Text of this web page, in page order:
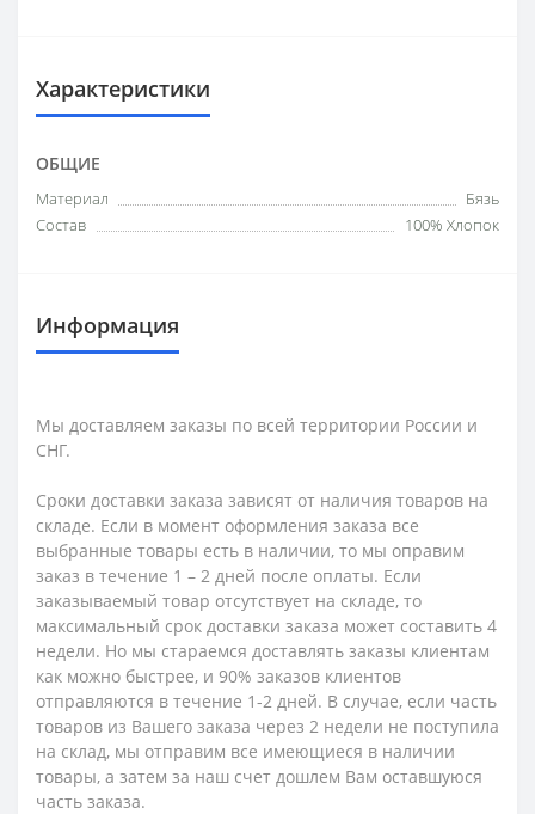
Характеристики
ОБЩИЕ
Материал
Бязь
Состав
100% Хлопок
Информация
Мы доставляем заказы по всей территории России и
СНГ.
Сроки доставки заказа зависят от наличия товаров на
складе. Если в момент оформления заказа все
выбранные товары есть в наличии, то мы оправим
заказ в течение 1 – 2 дней после оплаты. Если
заказываемый товар отсутствует на складе, то
максимальный срок доставки заказа может составить 4
недели. Но мы стараемся доставлять заказы клиентам
как можно быстрее, и 90% заказов клиентов
отправляются в течение 1-2 дней. В случае, если часть
товаров из Вашего заказа через 2 недели не поступила
на склад, мы отправим все имеющиеся в наличии
товары, а затем за наш счет дошлем Вам оставшуюся
часть заказа.